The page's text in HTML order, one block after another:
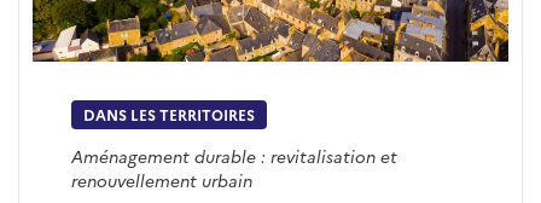
DANS LES TERRITOIRES
Aménagement durable : revitalisation et
renouvellement urbain